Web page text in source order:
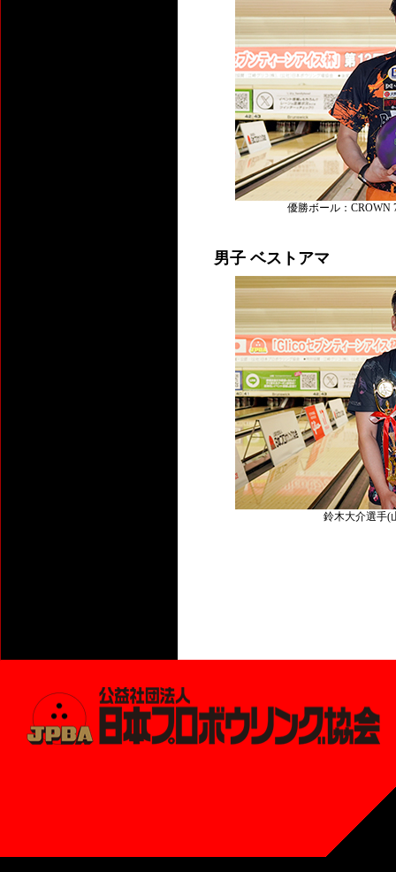
優勝ボール：CROWN
男子 ベストアマ
鈴木大介選手(